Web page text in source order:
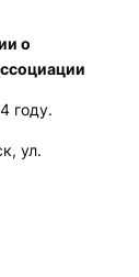
о
году.
ул.